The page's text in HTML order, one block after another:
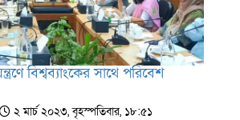
বিশ্বব্যাংকের সাথে পরিবেশ
২ মার্চ ২০২৩, বৃহস্পতিবার, ১৮:৫১